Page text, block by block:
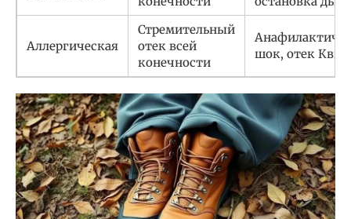
Аллергическая
Стремительный
отек всей
конечности
шок, отек